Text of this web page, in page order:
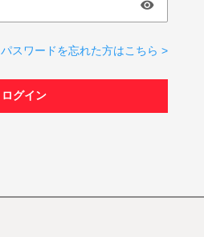
パスワードを忘れた方はこちら >
ログイン